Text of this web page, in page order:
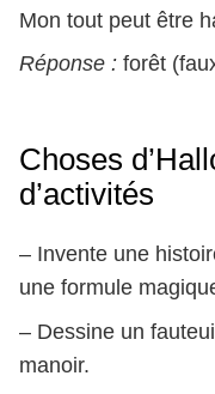
Mon tout peut être
Réponse : forêt
Choses
d’activités
– Invente une
une formule
– Dessine un
manoir.